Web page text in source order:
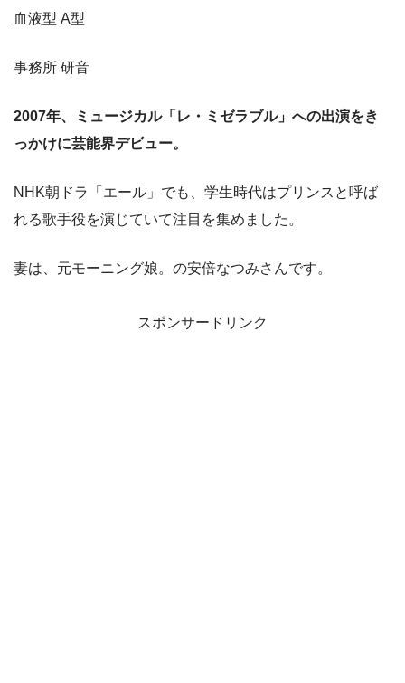
血液型 A型
事務所 研音
2007年、ミュージカル「レ・ミゼラブル」への出演をき
っかけに芸能界デビュー。
NHK朝ドラ「エール」でも、学生時代はプリンスと呼ば
れる歌手役を演じていて注目を集めました。
妻は、元モーニング娘。の安倍なつみさんです。
スポンサードリンク